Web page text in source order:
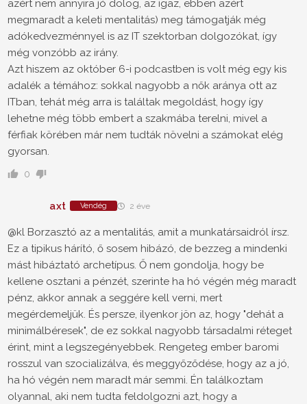
azért nem annyira jó dolog, az igaz, ebben azért
megmaradt a keleti mentalitás) meg támogatják még
adókedvezménnyel is az IT szektorban dolgozókat, így
még vonzóbb az irány.
Azt hiszem az október 6-i podcastben is volt még egy kis
adalék a témához: sokkal nagyobb a nők aránya ott az
ITban, tehát még arra is találtak megoldást, hogy így
lehetne még több embert a szakmába terelni, mivel a
férfiak körében már nem tudták növelni a számokat elég
gyorsan.
0
axt Vendég 2 éve
@kl Borzasztó az a mentalitás, amit a munkatársaidról írsz.
Ez a tipikus hárító, ő sosem hibázó, de bezzeg a mindenki
mást hibáztató archetípus. Ő nem gondolja, hogy be
kellene osztani a pénzét, szerinte ha hó végén még maradt
pénz, akkor annak a seggére kell verni, mert
megérdemeljük. És persze, ilyenkor jön az, hogy "dehát a
minimálbéresek", de ez sokkal nagyobb társadalmi réteget
érint, mint a legszegényebbek. Rengeteg ember baromi
rosszul van szocializálva, és meggyőződése, hogy az a jó,
ha hó végén nem maradt már semmi. Én találkoztam
olyannal, aki nem tudta feldolgozni azt, hogy a